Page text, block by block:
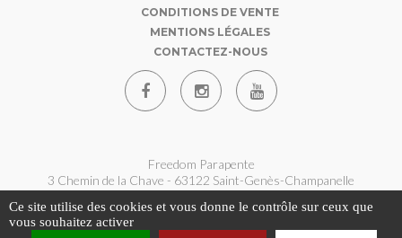
CONDITIONS DE VENTE
MENTIONS LÉGALES
CONTACTEZ-NOUS
Freedom Parapente
3 Chemin de la Chave - 63122 Saint-Genès-Champanelle
contact@freedom-parapente.fr
Ce site utilise des cookies et vous donne le contrôle sur ceux que
vous souhaitez activer